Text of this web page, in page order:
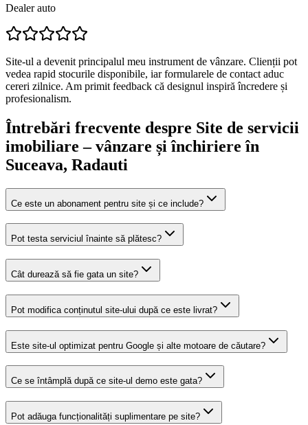
Dealer auto
Site-ul a devenit principalul meu instrument de vânzare. Clienții pot
vedea rapid stocurile disponibile, iar formularele de contact aduc
cereri zilnice. Am primit feedback că designul inspiră încredere și
profesionalism.
Întrebări frecvente despre Site de servicii
imobiliare – vânzare și închiriere în
Suceava, Radauti
Ce este un abonament pentru site și ce include?
Pot testa serviciul înainte să plătesc?
Cât durează să fie gata un site?
Pot modifica conținutul site-ului după ce este livrat?
Este site-ul optimizat pentru Google și alte motoare de căutare?
Ce se întâmplă după ce site-ul demo este gata?
Pot adăuga funcționalități suplimentare pe site?